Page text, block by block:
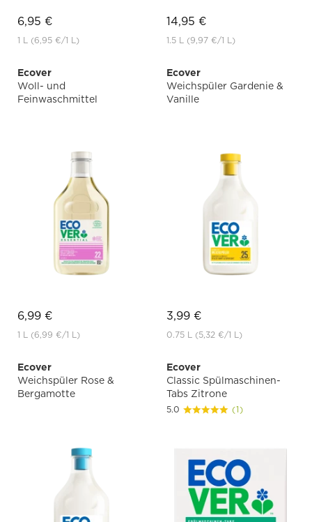
6,95 €
1 L (6,95 €/1 L)
14,95 €
1.5 L (9,97 €/1 L)
Ecover
Woll- und
Feinwaschmittel
6,99 €
1 L (6,99 €/1 L)
Ecover
Weichspüler Gardenie &
Vanille
3,99 €
0.75 L (5,32 €/1 L)
Ecover
Weichspüler Rose &
Bergamotte
Ecover
Classic Spülmaschinen-
Tabs Zitrone
5.0 (1)